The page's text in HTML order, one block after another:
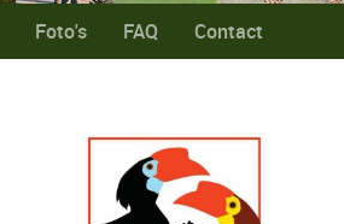
Foto's FAQ Contact